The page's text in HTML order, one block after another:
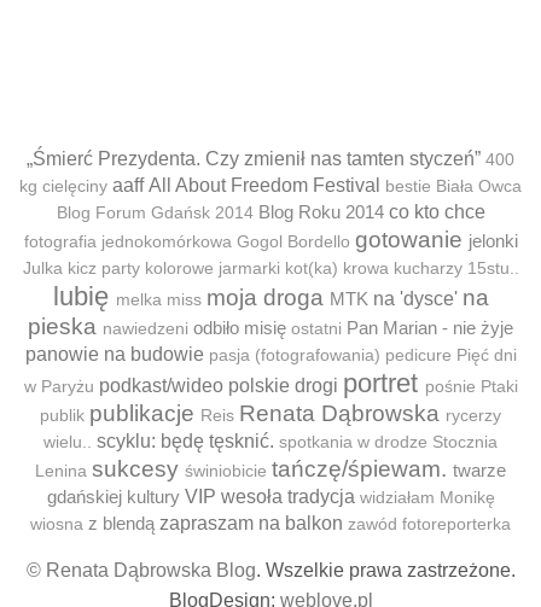
„Śmierć Prezydenta. Czy zmienił nas tamten styczeń” 400
kg cielęciny aaff All About Freedom Festival bestie Biała Owca
Blog Forum Gdańsk 2014 Blog Roku 2014 co kto chce
fotografia jednokomórkowa Gogol Bordello gotowanie jelonki
Julka kicz party kolorowe jarmarki kot(ka) krowa kucharzy 15stu..
lubię melka miss moja droga MTK na 'dysce' na
pieska nawiedzeni odbiło misię ostatni Pan Marian - nie żyje
panowie na budowie pasja (fotografowania) pedicure Pięć dni
w Paryżu podkast/wideo polskie drogi portret pośnie Ptaki
publik publikacje Reis Renata Dąbrowska rycerzy
wielu..
scyklu: będę tęsknić. spotkania w drodze Stocznia
Lenina sukcesy świniobicie tańczę/śpiewam. twarze
gdańskiej kultury VIP wesoła tradycja widziałam Monikę
wiosna z blendą zapraszam na balkon zawód fotoreporterka
© Renata Dąbrowska Blog. Wszelkie prawa zastrzeżone.
BlogDesign: weblove.pl